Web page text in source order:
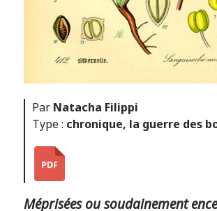
Par Natacha Filippi
Type : chronique, la guerre des
Méprisées ou soudainement